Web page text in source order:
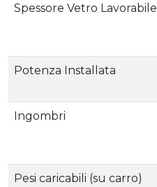
Spessore Vetro Lavorabile
Potenza Installata
Ingombri
Pesi caricabili (su carro)